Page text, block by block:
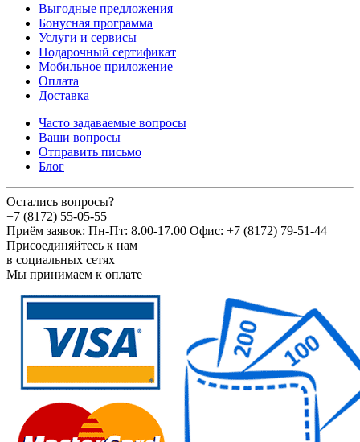
Выгодные предложения
Бонусная программа
Услуги и сервисы
Подарочный сертификат
Мобильное приложение
Оплата
Доставка
Часто задаваемые вопросы
Ваши вопросы
Отправить письмо
Блог
Остались вопросы?
+7 (8172) 55-05-55
Приём заявок: Пн-Пт: 8.00-17.00 Офис: +7 (8172) 79-51-44
Присоединяйтесь к нам
в социальных сетях
Мы принимаем к оплате